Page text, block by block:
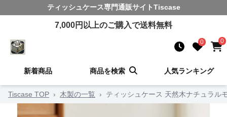
ティッシュケース専門通販サイトTiscase
7,000円以上のご購入で送料無料
0 0
新着商品 商品を検索 人気ランキング
Tiscase TOP › 木製の一覧 › ティッシュケース 天然木ナチュラル